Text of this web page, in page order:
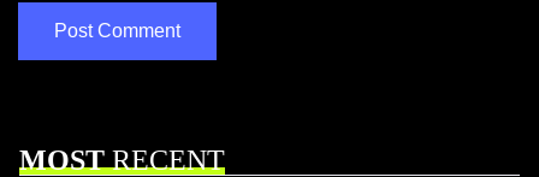
MOSTRECENT